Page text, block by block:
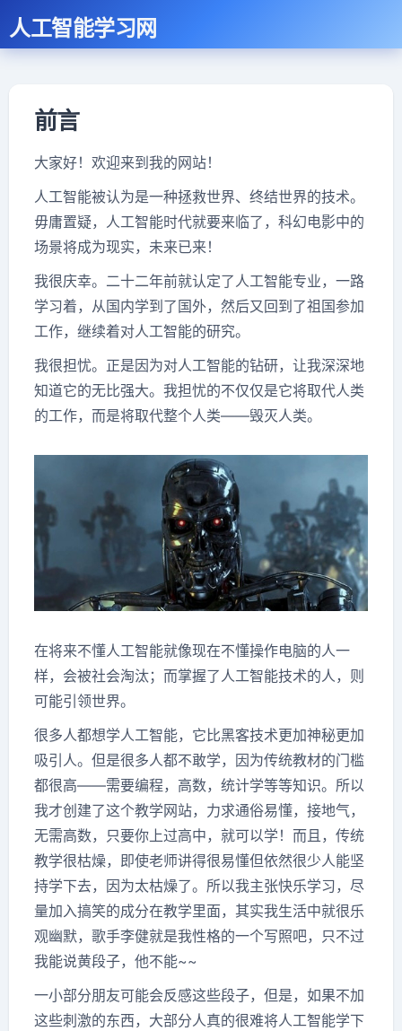
人工智能学习网
前言
大家好！欢迎来到我的网站！
人工智能被认为是一种拯救世界、终结世界的技术。
毋庸置疑，人工智能时代就要来临了，科幻电影中的
场景将成为现实，未来已来！
我很庆幸。二十二年前就认定了人工智能专业，一路
学习着，从国内学到了国外，然后又回到了祖国参加
工作，继续着对人工智能的研究。
我很担忧。正是因为对人工智能的钻研，让我深深地
知道它的无比强大。我担忧的不仅仅是它将取代人类
的工作，而是将取代整个人类——毁灭人类。
在将来不懂人工智能就像现在不懂操作电脑的人一
样，会被社会淘汰；而掌握了人工智能技术的人，则
可能引领世界。
很多人都想学人工智能，它比黑客技术更加神秘更加
吸引人。但是很多人都不敢学，因为传统教材的门槛
都很高——需要编程，高数，统计学等等知识。所以
我才创建了这个教学网站，力求通俗易懂，接地气，
无需高数，只要你上过高中，就可以学！而且，传统
教学很枯燥，即使老师讲得很易懂但依然很少人能坚
持学下去，因为太枯燥了。所以我主张快乐学习，尽
量加入搞笑的成分在教学里面，其实我生活中就很乐
观幽默，歌手李健就是我性格的一个写照吧，只不过
我能说黄段子，他不能~~
一小部分朋友可能会反感这些段子，但是，如果不加
这些刺激的东西，大部分人真的很难将人工智能学下